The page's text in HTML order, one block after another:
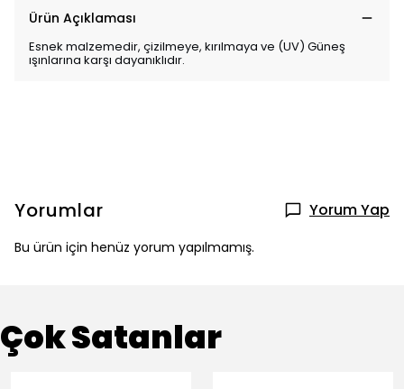
Ürün Açıklaması
Esnek malzemedir, çizilmeye, kırılmaya ve (UV) Güneş
ışınlarına karşı dayanıklıdır.
Yorumlar Yorum Yap
Bu ürün için henüz yorum yapılmamış.
Çok Satanlar